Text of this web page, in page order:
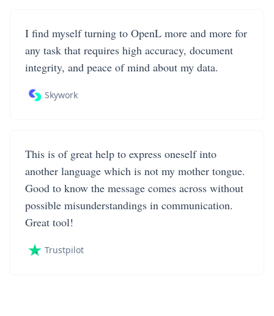
I find myself turning to OpenL more and more for
any task that requires high accuracy, document
integrity, and peace of mind about my data.
Skywork
This is of great help to express oneself into
another language which is not my mother tongue.
Good to know the message comes across without
possible misunderstandings in communication.
Great tool!
Trustpilot